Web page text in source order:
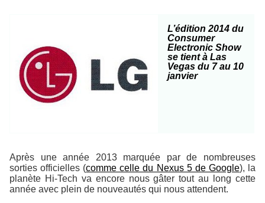
L’édition 2014 du
Consumer
Electronic Show
se tient à Las
Vegas du 7 au 10
janvier
Après une année 2013 marquée par de nombreuses
sorties officielles (comme celle du Nexus 5 de Google), la
planète Hi-Tech va encore nous gâter tout au long cette
année avec plein de nouveautés qui nous attendent.